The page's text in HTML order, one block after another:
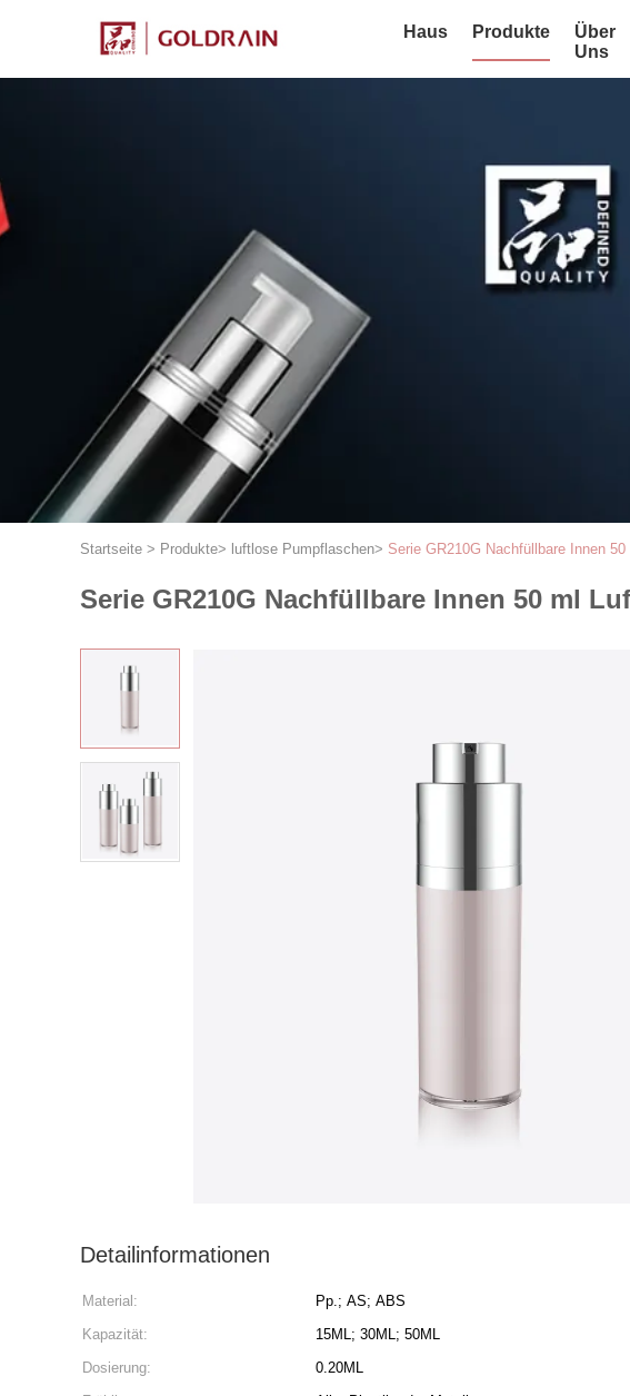
Haus Produkte
Über
Uns
Startseite > Produkte> luftlose Pumpflaschen> Serie GR210G Nachfüllbare Innen
Serie GR210G Nachfüllbare Innen 50 ml
Detailinformationen
Material: Pp.; AS; ABS
Kapazität:
15ML; 30ML; 50ML
Dosierung:
0.20ML